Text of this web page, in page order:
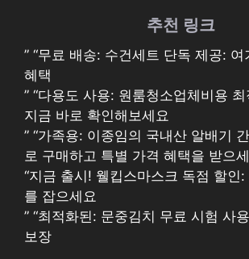
추천 링크
” “무료 배송: 수건세트 단독 제공:
혜택
” “다용도 사용: 원룸청소업체비용
지금 바로 확인해보세요
” “가족용: 이종임의 국내산 알배기
로 구매하고 특별 가격 혜택을 받으
“지금 출시! 웰킵스마스크 독점 할인:
를 잡으세요
” “최적화된: 문중김치 무료 시험 사
보장